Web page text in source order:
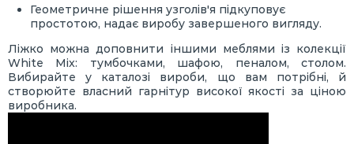
Геометричне рішення узголів'я підкуповує
простотою, надає виробу завершеного вигляду.
Ліжко можна доповнити іншими меблями із колекції
White Mix: тумбочками, шафою, пеналом, столом.
Вибирайте у каталозі вироби, що вам потрібні, й
створюйте власний гарнітур високої якості за ціною
виробника.